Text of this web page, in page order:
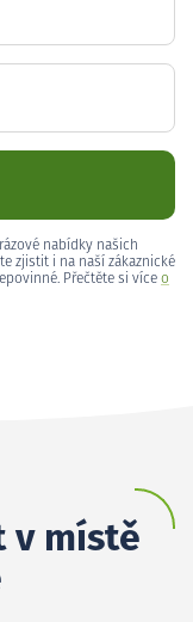
nabídky našich
zjistit i na naší zákaznické
Přečtěte si více o
v místě